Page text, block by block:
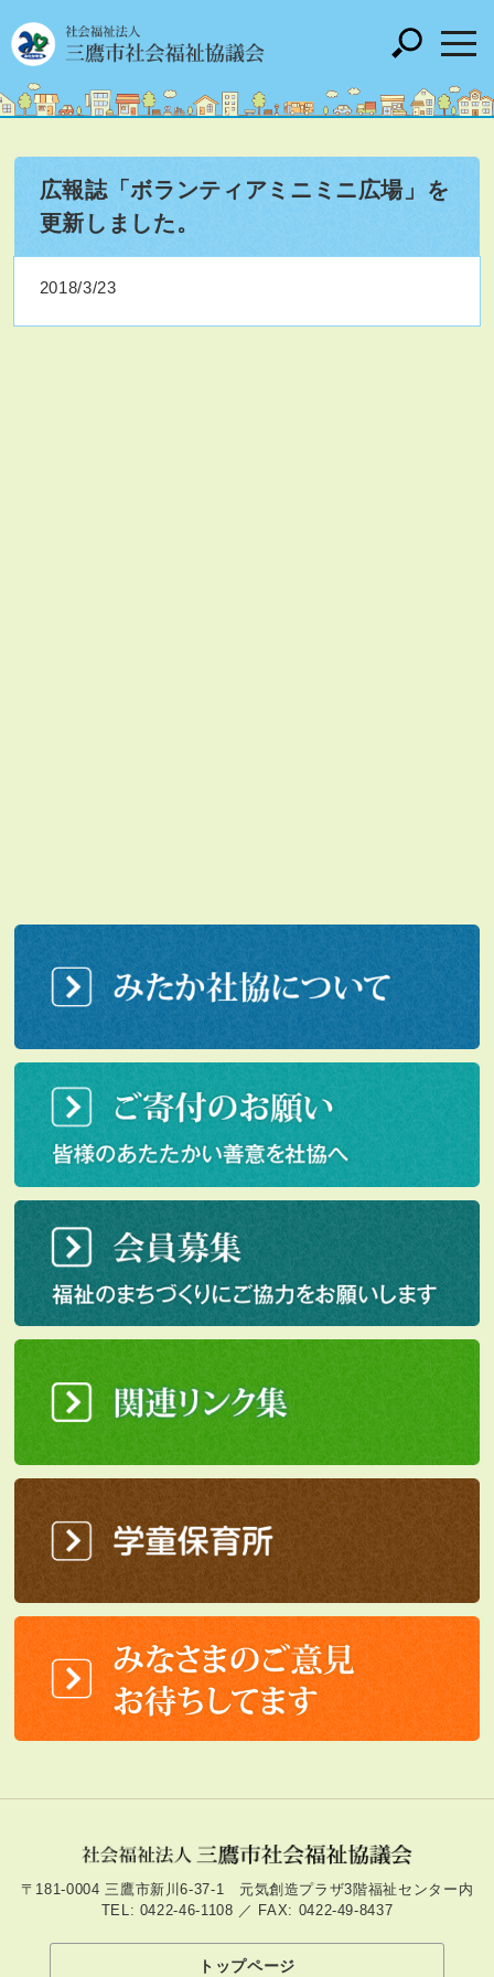
広報誌「ボランティアミニミニ広場」を
更新しました。
2018/3/23
〒181-0004 三鷹市新川6-37-1 元気創造プラザ3階福祉センター内
TEL: 0422-46-1108 ／ FAX: 0422-49-8437
トップページ